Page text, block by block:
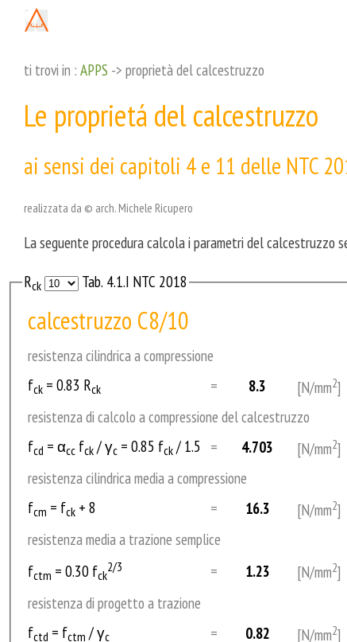
home
studio
blog
ti trovi in : APPS -> proprietà del calcestruzzo
Le proprietá del calcestruzzo
ai sensi dei capitoli 4 e 11 delle NTC
realizzata da © arch. Michele Ricupero
La seguente procedura calcola i parametri del calcestruzzo
Rck Tab. 4.1.I NTC 2018
calcestruzzo C8/10
resistenza cilindrica a compressione
fck = 0.83 Rck = 8.3 [N/mm2]
resistenza di calcolo a compressione del calcestruzzo
fcd = αcc fck / γc = 0.85 fck / 1.5 = 4.703 [N/mm2]
resistenza cilindrica media a compressione
fcm = fck + 8 = 16.3 [N/mm2]
resistenza media a trazione semplice
fctm = 0.30 fck
2/3 = 1.23 [N/mm2]
resistenza di progetto a trazione
fctd = fctm / γc = 0.82 [N/mm2]